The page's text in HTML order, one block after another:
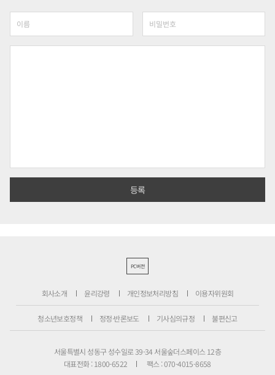
PC버전
회사소개 윤리강령 개인정보처리방침 이용자위원회
청소년보호정책 정정·반론보도 기사심의규정 불편신고
서울특별시 성동구 성수일로 39-34 서울숲더스페이스 12층
대표전화 : 1800-6522
팩스 : 070-4015-8658